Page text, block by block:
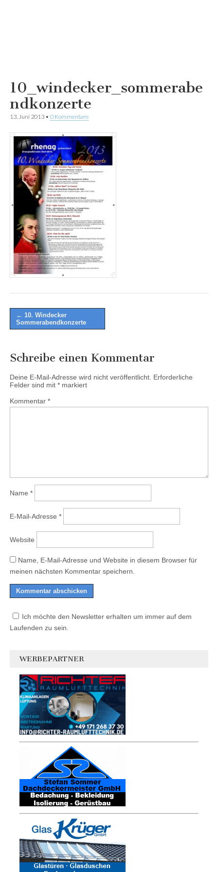
10_windecker_sommerabe
ndkonzerte
13. Juni 2013 • 0 Kommentare
Post
navigation
← 10. Windecker
Sommerabendkonzerte
Schreibe einen Kommentar
Deine E-Mail-Adresse wird nicht veröffentlicht. Erforderliche
Felder sind mit * markiert
Kommentar *
Name *
E-Mail-Adresse *
Website
Name, E-Mail-Adresse und Website in diesem Browser für
meinen nächsten Kommentar speichern.
Ich möchte den Newsletter erhalten um immer auf dem
Laufenden zu sein.
WERBEPARTNER